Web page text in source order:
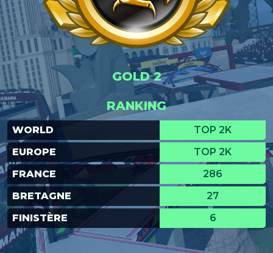
GOLD 2
RANKING
WORLD
TOP 2K
EUROPE
TOP 2K
FRANCE
286
BRETAGNE
27
FINISTÈRE
6